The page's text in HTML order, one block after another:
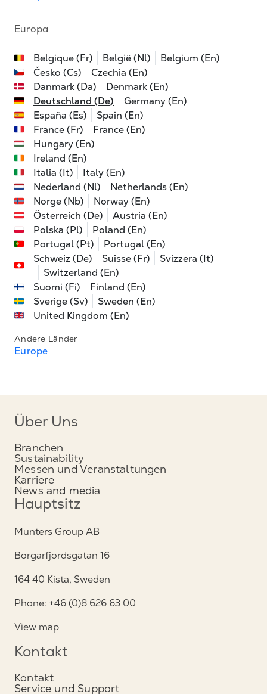
Europa
Belgique (Fr) België (Nl)
Belgium (En)
Česko (Cs)
Czechia (En)
Danmark (Da)
Denmark (En)
Deutschland (De)
Germany (En)
España (Es)
Spain (En)
France (Fr)
France (En)
Hungary (En)
Ireland (En)
Italia (It)
Italy (En)
Nederland (Nl)
Netherlands (En)
Norge (Nb)
Norway (En)
Österreich (De)
Austria (En)
Polska (Pl)
Poland (En)
Portugal (Pt)
Portugal (En)
Schweiz (De)
Suisse (Fr)
Svizzera (It)
Switzerland (En)
Suomi (Fi)
Finland (En)
Sverige (Sv)
Sweden (En)
United Kingdom (En)
Andere Länder
Europe
Über Uns
Branchen
Sustainability
Messen und Veranstaltungen
Karriere
News and media
Hauptsitz
Munters Group AB
Borgarfjordsgatan 16
164 40 Kista, Sweden
Phone: +46 (0)8 626 63 00
View map
Kontakt
Kontakt
Service und Support